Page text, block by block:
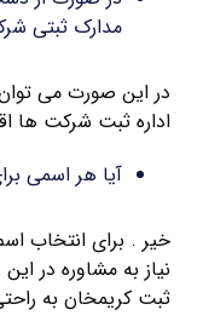
مدارک ثبتی
در این صورت می
اداره ثبت شرکت ها
آیا هر اسمی
خیر . برای انتخاب
نیاز به مشاوره در
ثبت کریمخان به